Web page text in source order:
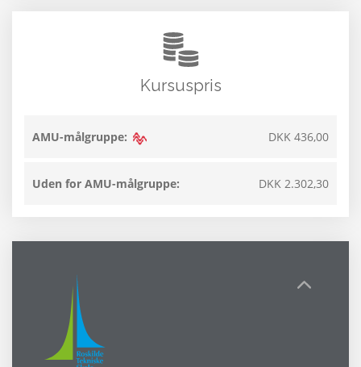
Kursuspris
AMU-målgruppe: DKK 436,00
Uden for AMU-målgruppe: DKK 2.302,30